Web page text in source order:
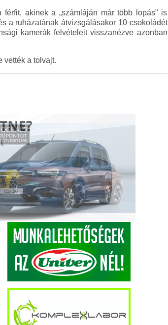
akinek a „számláján már több lopás" is
a ruházatának átvizsgálásakor 10 csokoládét
kamerák felvételeit visszanézve azonban
vették a tolvajt.